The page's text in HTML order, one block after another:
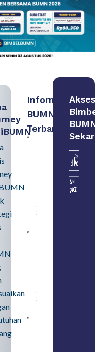
Informasi
BUMN
Terbaru:
Persiapan
Seleksi
Rekrutmen
Memahami
August 8,
2026
August 6,
2026
Akses
Bimbel
BUMN